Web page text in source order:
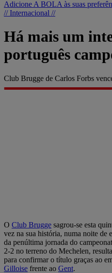
Adicione A BOLA às suas
// Internacional //
Há mais um
português
Club Brugge de Carlos Forbs
O Club Brugge sagrou-se esta
vez na sua história, numa noite de
da penúltima jornada do
2-2 no terreno do Mechelen,
para confirmar o título graças ao
Gilloise frente ao Gent.